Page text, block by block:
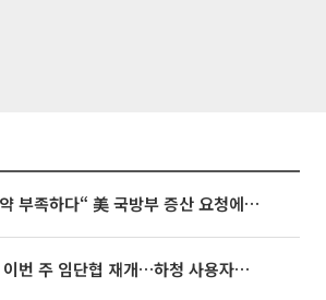
[특징주] “탄약 부족하다“ 美 국방부 증산 요청에⋯국내 방산주 급등세
현대차·기아, 이번 주 임단협 재개…하청 사용자성 재심도 ‘변수’